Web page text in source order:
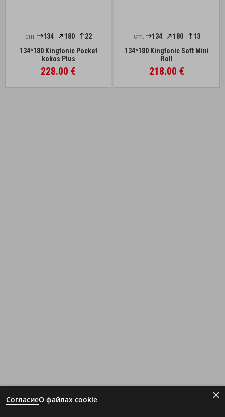
cm: 134 180
22
134*180 Kingtonic Pocket
kokos Plus
228.00 €
cm: 134 180
13
134*180 Kingtonic Soft Mini
Roll
218.00 €
×
СогласиеО файлах cookie